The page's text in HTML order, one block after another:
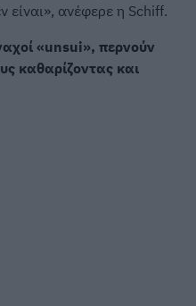
είναι», ανέφερε η Schiff.
«unsui», περνούν
καθαρίζοντας και